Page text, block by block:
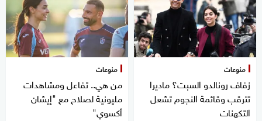
منوعات
زفاف رونالدو السبت؟ ماديرا
تترقب وقائمة النجوم تشعل
التكهنات
منوعات
من هي.. تفاعل ومشاهدات
مليونية لصلاح مع "إيشان
أكسوي"